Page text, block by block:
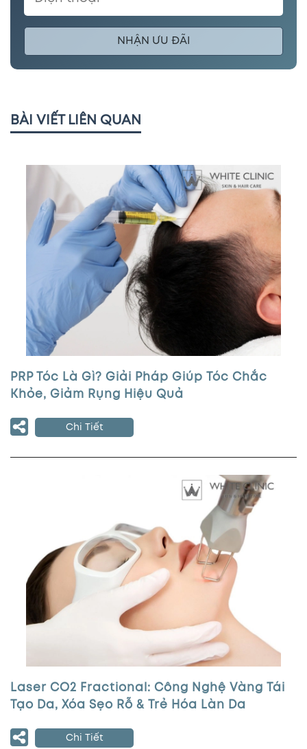
NHẬN ƯU ĐÃI
BÀI VIẾT LIÊN QUAN
PRP Tóc Là Gì? Giải Pháp Giúp Tóc Chắc
Khỏe, Giảm Rụng Hiệu Quả
Chi Tiết
Laser CO2 Fractional: Công Nghệ Vàng Tái
Tạo Da, Xóa Sẹo Rỗ & Trẻ Hóa Làn Da
Chi Tiết